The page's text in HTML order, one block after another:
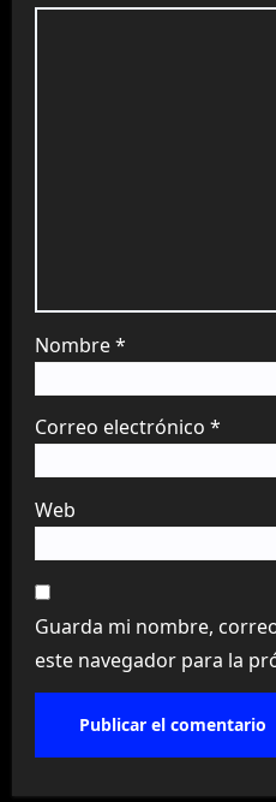
Nombre*
Correo electrónico *
Web
Guarda mi nombre,
este navegador para la